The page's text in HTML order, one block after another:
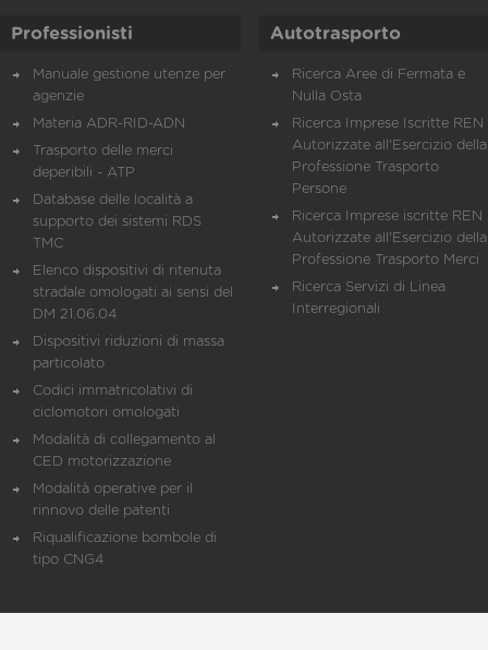
Professionisti
Manuale gestione utenze per
agenzie
Materia ADR-RID-ADN
Trasporto delle merci
deperibili - ATP
Database delle località a
supporto dei sistemi RDS
TMC
Elenco dispositivi di ritenuta
stradale omologati ai sensi del
DM 21.06.04
Dispositivi riduzioni di massa
particolato
Codici immatricolativi di
ciclomotori omologati
Modalità di collegamento al
CED motorizzazione
Modalità operative per il
rinnovo delle patenti
Riqualificazione bombole di
tipo CNG4
Autotrasporto
Ricerca Aree di Fermata e
Nulla Osta
Ricerca Imprese Iscritte REN
Autorizzate all'Esercizio della
Professione Trasporto
Persone
Ricerca Imprese iscritte REN
Autorizzate all'Esercizio della
Professione Trasporto Merci
Ricerca Servizi di Linea
Interregionali